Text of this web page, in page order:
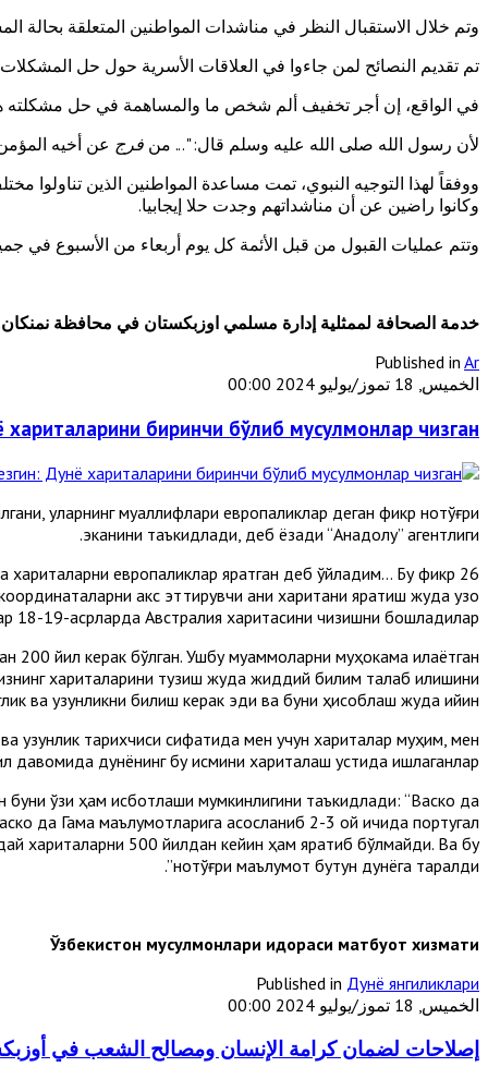
وتم خلال الاستقبال النظر في مناشدات المواطنين المتعلقة بحالة
تم تقديم النصائح لمن جاءوا في العلاقات الأسرية حول حل
في الواقع، إن أجر تخفيف ألم شخص ما والمساهمة في حل
لأن رسول الله صلى الله عليه وسلم قال: "... من فرج عن أخيه
ووفقاً لهذا التوجيه النبوي، تمت مساعدة المواطنين الذين
وكانوا راضين عن أن مناشداتهم وجدت حلا إيجابيا.
وتتم عمليات القبول من قبل الأئمة كل يوم أربعاء من الأسبوع في
خدمة الصحافة لممثلية إدارة مسلمي اوزبكستان في محافظة
Published in Ar
الخميس, 18 تموز/يوليو 2024 00:00
биринчи бўлиб мусулмонлар чизган
уларнинг муаллифлари европаликлар деган фикр нотўғри
эканини таъкидлади, деб ёзади “Aнадолу” агентлиги.
хариталарни европаликлар яратган деб ўйладим... Бу фикр
акс эттирувчи аниқ харитани яратиш жуда узоқ
18-19-асрларда Aвстралия харитасини чизишни бошладилар.
йил керак бўлган. Ушбу муаммоларни муҳокама қилаётган
хариталарини тузиш жуда жиддий билим талаб қилишини
ва узунликни билиш керак эди ва буни ҳисоблаш жуда қийин”.
узунлик тарихчиси сифатида мен учун хариталар муҳим, мен
давомида дунёнинг бу қисмини хариталаш устида ишлаганлар”.
ўзи ҳам исботлаши мумкинлигини таъкидлади: “Васко да
да Гама маълумотларига асосланиб 2-3 ой ичида португал
хариталарни 500 йилдан кейин ҳам яратиб бўлмайди. Ва бу
нотўғри маълумот бутун дунёга тарқалди”.
Ўзбекистон мусулмонлари идораси матбуот хизмати
Published in Дунё янгиликлари
الخميس, 18 تموز/يوليو 2024 00:00
إصلاحات لضمان كرامة الإنسان ومصالح الشعب في